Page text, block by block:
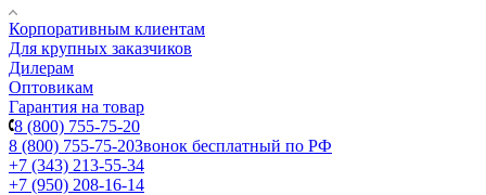
Корпоративным клиентам
Для крупных заказчиков
Дилерам
Оптовикам
Гарантия на товар
8 (800) 755-75-20
8 (800) 755-75-20Звонок бесплатный по РФ
+7 (343) 213-55-34
+7 (950) 208-16-14